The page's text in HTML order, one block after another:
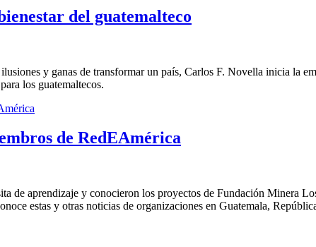
del guatemalteco
y ganas de transformar un país, Carlos F. Novella inicia la
los guatemaltecos.
de RedEAmérica
de aprendizaje y conocieron los proyectos de Fundación Minera
estas y otras noticias de organizaciones en Guatemala,